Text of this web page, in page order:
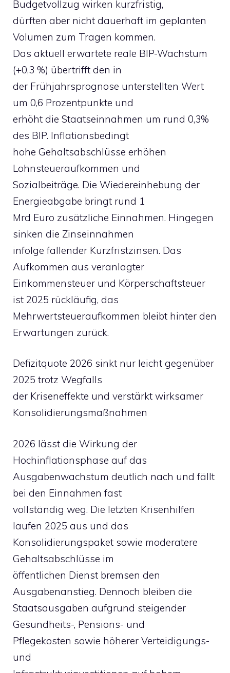
Budgetvollzug wirken kurzfristig,
dürften aber nicht dauerhaft im geplanten
Volumen zum Tragen kommen.
Das aktuell erwartete reale BIP-Wachstum
(+0,3 %) übertrifft den in
der Frühjahrsprognose unterstellten Wert
um 0,6 Prozentpunkte und
erhöht die Staatseinnahmen um rund 0,3%
des BIP. Inflationsbedingt
hohe Gehaltsabschlüsse erhöhen
Lohnsteueraufkommen und
Sozialbeiträge. Die Wiedereinhebung der
Energieabgabe bringt rund 1
Mrd Euro zusätzliche Einnahmen. Hingegen
sinken die Zinseinnahmen
infolge fallender Kurzfristzinsen. Das
Aufkommen aus veranlagter
Einkommensteuer und Körperschaftsteuer
ist 2025 rückläufig, das
Mehrwertsteueraufkommen bleibt hinter den
Erwartungen zurück.
Defizitquote 2026 sinkt nur leicht gegenüber
2025 trotz Wegfalls
der Kriseneffekte und verstärkt wirksamer
Konsolidierungsmaßnahmen
2026 lässt die Wirkung der
Hochinflationsphase auf das
Ausgabenwachstum deutlich nach und fällt
bei den Einnahmen fast
vollständig weg. Die letzten Krisenhilfen
laufen 2025 aus und das
Konsolidierungspaket sowie moderatere
Gehaltsabschlüsse im
öffentlichen Dienst bremsen den
Ausgabenanstieg. Dennoch bleiben die
Staatsausgaben aufgrund steigender
Gesundheits-, Pensions- und
Pflegekosten sowie höherer Verteidigungs-
und